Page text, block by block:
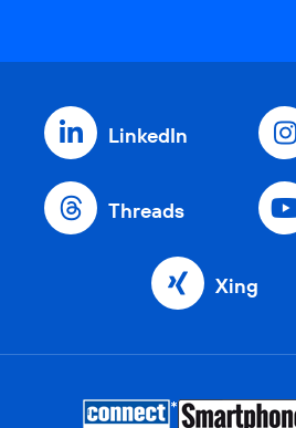
LinkedIn
Threads
Xing